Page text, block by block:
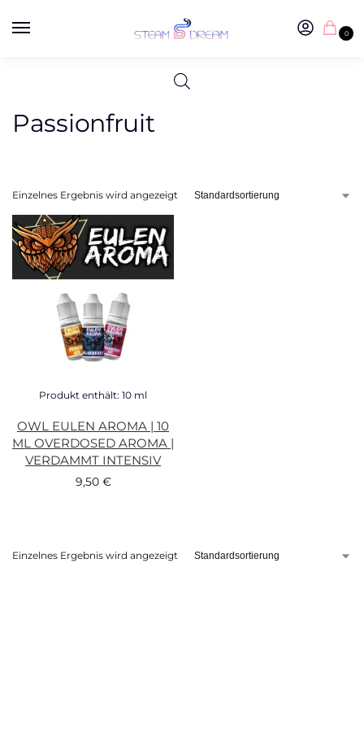
0
Passionfruit
Einzelnes Ergebnis wird angezeigt
Produkt enthält: 10 ml
OWL EULEN AROMA | 10
ML OVERDOSED AROMA |
VERDAMMT INTENSIV
9,50 €
Einzelnes Ergebnis wird angezeigt